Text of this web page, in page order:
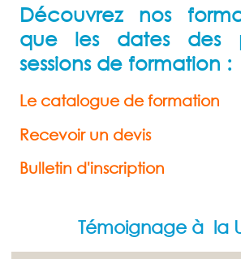
Découvrez nos
que les dates des
sessions de formation :
Le catalogue de formation
Recevoir un devis
Bulletin d'inscription
Témoignage à la